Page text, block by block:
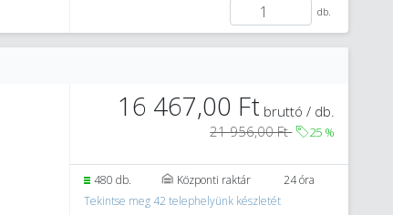
db.
16 467,00 Ft bruttó / db.
21 956,00 Ft
25 %
480 db. Központi raktár
24 óra
Tekintse meg 42 telephelyünk készletét